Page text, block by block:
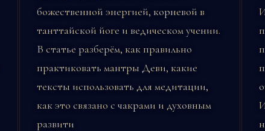
божественной энергией, корневой в
танттайской йоге и ведическом учении.
В статье разберём, как правильно
практиковать мантры Деви, какие
тексты использовать для медитации,
как это связано с чакрами и духовным
развити